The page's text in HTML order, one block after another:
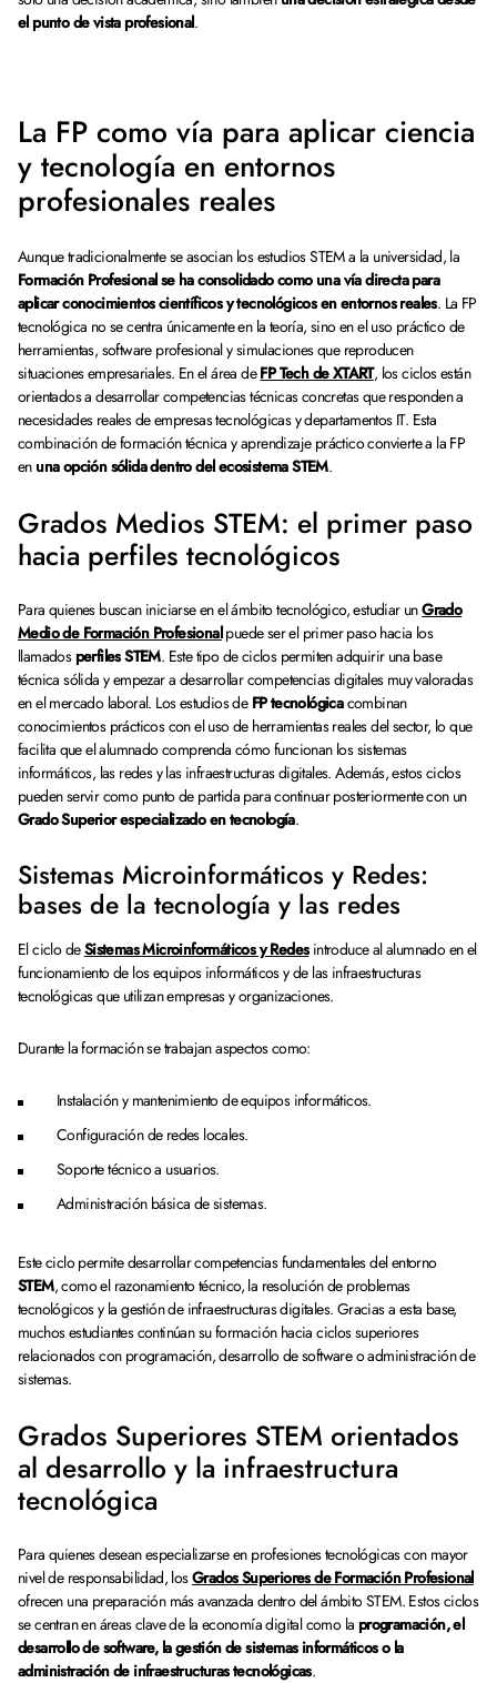
el punto de vista profesional.
La FP como vía para aplicar ciencia
y tecnología en entornos
profesionales reales
Aunque tradicionalmente se asocian los estudios STEM a la universidad, la
Formación Profesional se ha consolidado como una vía directa para
aplicar conocimientos científicos y tecnológicos en entornos reales. La FP
tecnológica no se centra únicamente en la teoría, sino en el uso práctico de
herramientas, software profesional y simulaciones que reproducen
situaciones empresariales. En el área deFP Tech de XTART, los ciclos están
orientados a desarrollar competencias técnicas concretas que responden a
necesidades reales de empresas tecnológicas y departamentos IT. Esta
combinación de formación técnica y aprendizaje práctico convierte a la FP
en una opción sólida dentro del ecosistema STEM.
Grados Medios STEM: el primer paso
hacia perfiles tecnológicos
Para quienes buscan iniciarse en el ámbito tecnológico, estudiar unGrado
Medio de Formación Profesionalpuede ser el primer paso hacia los
llamados perfiles STEM. Este tipo de ciclos permiten adquirir una base
técnica sólida y empezar a desarrollar competencias digitales muy valoradas
en el mercado laboral. Los estudios de FP tecnológicacombinan
conocimientos prácticos con el uso de herramientas reales del sector, lo que
facilita que el alumnado comprenda cómo funcionan los sistemas
informáticos, las redes y las infraestructuras digitales. Además, estos ciclos
pueden servir como punto de partida para continuar posteriormente con un
Grado Superior especializado en tecnología.
Sistemas Microinformáticos y Redes:
bases de la tecnología y las redes
El ciclo deSistemas Microinformáticos y Redesintroduce al alumnado en el
funcionamiento de los equipos informáticos y de las infraestructuras
tecnológicas que utilizan empresas y organizaciones.
Durante la formación se trabajan aspectos como:
Instalación y mantenimiento de equipos informáticos.
Configuración de redes locales.
Soporte técnico a usuarios.
Administración básica de sistemas.
Este ciclo permite desarrollar competencias fundamentales del entorno
STEM, como el razonamiento técnico, la resolución de problemas
tecnológicos y la gestión de infraestructuras digitales. Gracias a esta base,
muchos estudiantes continúan su formación hacia ciclos superiores
relacionados con programación, desarrollo de software o administración de
sistemas.
Grados Superiores STEM orientados
al desarrollo y la infraestructura
tecnológica
Para quienes desean especializarse en profesiones tecnológicas con mayor
nivel de responsabilidad, losGrados Superiores de Formación Profesional
ofrecen una preparación más avanzada dentro del ámbito STEM. Estos ciclos
se centran en áreas clave de la economía digital como la programación, el
desarrollo de software, la gestión de sistemas informáticos o la
administración de infraestructuras tecnológicas.